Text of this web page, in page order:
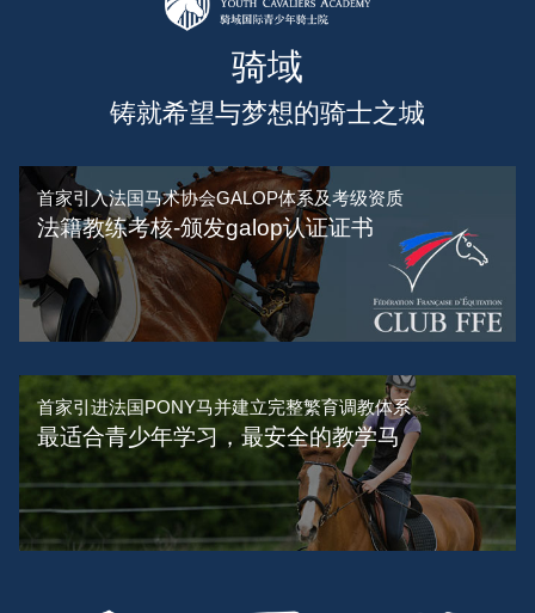
骑域
铸就希望与梦想的骑士之城
首家引入法国马术协会GALOP体系及考级资质
法籍教练考核-颁发galop认证证书
首家引进法国PONY马并建立完整繁育调教体系
最适合青少年学习，最安全的教学马